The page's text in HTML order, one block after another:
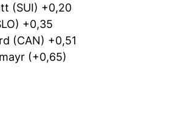
(SUI) +0,20
+0,35
(CAN) +0,51
(+0,65)